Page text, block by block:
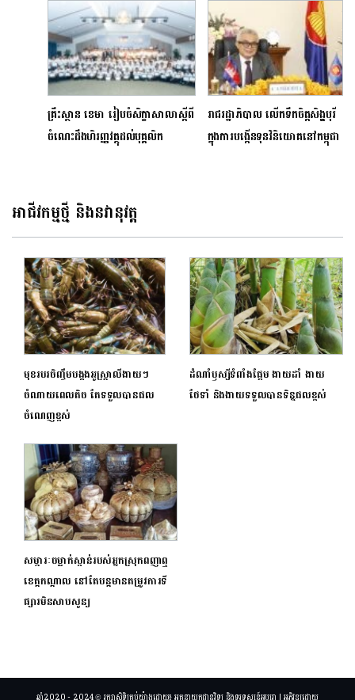
គ្រឹះ​ស្ថាន ខេមា រៀប​ចំ​សិក្ខា​សាលា​ស្ដីពី​
ចំណេះ​ដឹង​ហិរញ្ញ​វត្ថុដល់​បុគ្គលិក
រាជរដ្ឋាភិបាល លើកទឹកចិត្តសិង្ហបុរី
ក្នុងការបង្កើនទុនវិនិយោគនៅកម្ពុជា
អាជីវកម្មថ្មី និងនវានុវត្ត
មុខរបរចិញ្ចឹមបង្កងអូស្ត្រាលីងាយៗ
ចំណាយពេលតិច តែទទួលបានផល
ចំណេញខ្ពស់
ដំណាំឫស្សីទំពាំងផ្អែម ងាយដាំ ងាយ
ថែទាំ និងងាយទទួលបានទិន្នផលខ្ពស់
សម្ភារៈចម្លាក់ស្ពាន់របស់អ្នកស្រុកពញាឮ
ខេត្តកណ្តាល នៅតែបន្តមានតម្រូវការទី
ផ្សារមិនសាបសូន្យ